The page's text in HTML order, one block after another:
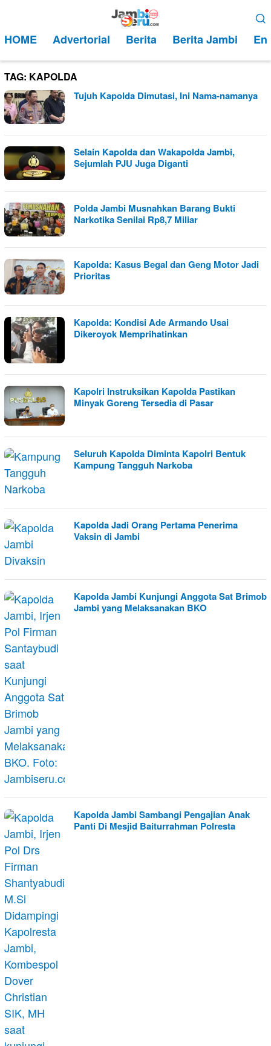
kontenMobile
HOME Advertorial Berita Berita Jambi
TAG: KAPOLDA
Tujuh Kapolda Dimutasi, Ini Nama-namanya
Selain Kapolda dan Wakapolda Jambi,
Sejumlah PJU Juga Diganti
Polda Jambi Musnahkan Barang Bukti
Narkotika Senilai Rp8,7 Miliar
Kapolda: Kasus Begal dan Geng Motor Jadi
Prioritas
Kapolda: Kondisi Ade Armando Usai
Dikeroyok Memprihatinkan
Kapolri Instruksikan Kapolda Pastikan
Minyak Goreng Tersedia di Pasar
Seluruh Kapolda Diminta Kapolri Bentuk
Kampung Tangguh Narkoba
Kapolda Jadi Orang Pertama Penerima
Vaksin di Jambi
Kapolda Jambi Kunjungi Anggota Sat Brimob
Jambi yang Melaksanakan BKO
Kapolda Jambi Sambangi Pengajian Anak
Panti Di Mesjid Baiturrahman Polresta